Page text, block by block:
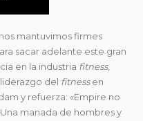
mantuvimos firmes
sacar adelante este gran
en la industria fitness,
del fitnessen
y refuerza: «Empire no
manada de hombres y